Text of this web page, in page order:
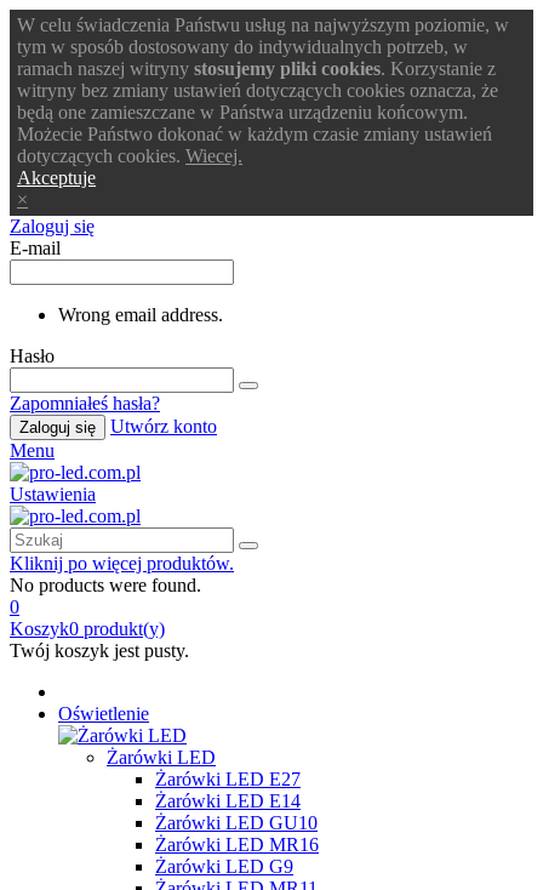
W celu świadczenia Państwu usług na najwyższym poziomie, w
tym w sposób dostosowany do indywidualnych potrzeb, w
ramach naszej witryny stosujemy pliki cookies. Korzystanie z
witryny bez zmiany ustawień dotyczących cookies oznacza, że
będą one zamieszczane w Państwa urządzeniu końcowym.
Możecie Państwo dokonać w każdym czasie zmiany ustawień
dotyczących cookies. Wiecej.
Akceptuje
×
Zaloguj się
E-mail
Wrong email address.
Hasło
Zapomniałeś hasła?
Zaloguj się
Utwórz konto
Menu
Ustawienia
Kliknij po więcej produktów.
No products were found.
0
Koszyk0 produkt(y)
Twój koszyk jest pusty.
Oświetlenie
Żarówki LED
Żarówki LED E27
Żarówki LED E14
Żarówki LED GU10
Żarówki LED MR16
Żarówki LED G9